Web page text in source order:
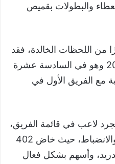
والبطولات بقميص
من اللحظات الخالدة، فقد
انضم إلى النادي في عام 2007 وهو في السادسة عشرة
مع الفريق الأول في
لاعب في قائمة الفريق،
بل أصبح مثالًا للروح القتالية والانضباط، حيث خاض 402
وأسهم بشكل فعال